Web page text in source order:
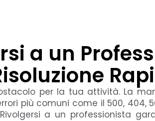
a un
per la tua attività. La
più comuni come il 500, 404,
a un professionista